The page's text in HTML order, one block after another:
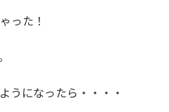
った！
うになったら・・・・